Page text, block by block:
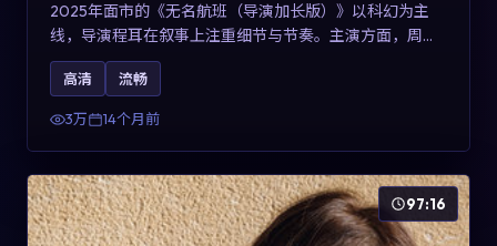
2025年面市的《无名航班（导演加长版）》以科幻为主
线，导演程耳在叙事上注重细节与节奏。主演方面，周冬
雨、凯特·布兰切特与巩俐的表演为角色增添层次。故事以
女性视角重写传统类型片的叙事惯性，可作为美国影视爱
好者的高清观影选择。
高清 流畅
3万 14个月前
97:16